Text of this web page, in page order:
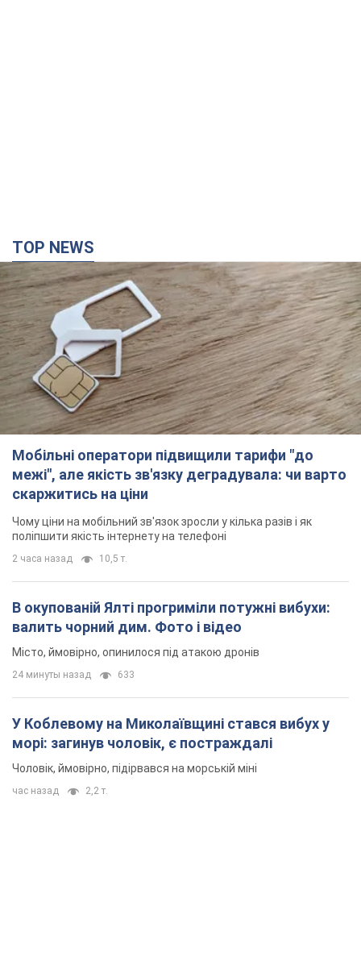
Мобільні оператори підвищили тарифи "до
межі", але якість зв'язку деградувала: чи варто
скаржитись на ціни
Чому ціни на мобільний зв'язок зросли у кілька разів і як
поліпшити якість інтернету на телефоні
2 часа назад 10,5 т.
В окупованій Ялті прогриміли потужні вибухи:
валить чорний дим. Фото і відео
24 минуты назад
У Коблевому на Миколаївщині стався вибух у
морі: загинув чоловік, є постраждалі
Чоловік, ймовірно, підірвався на морській міні
час назад 2,2 т.